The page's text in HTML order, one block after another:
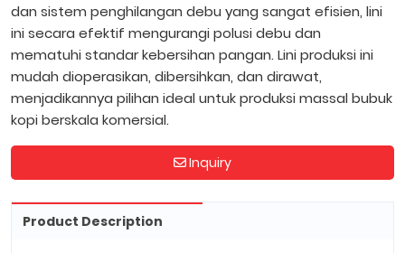
dan sistem penghilangan debu yang sangat efisien, lini
ini secara efektif mengurangi polusi debu dan
mematuhi standar kebersihan pangan. Lini produksi ini
mudah dioperasikan, dibersihkan, dan dirawat,
menjadikannya pilihan ideal untuk produksi massal bubuk
kopi berskala komersial.
Inquiry
Product Description